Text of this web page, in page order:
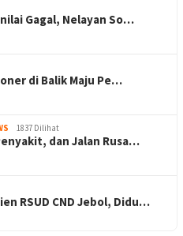
Gagal, Nelayan So…
di Balik Maju Pe…
1837 Dilihat
dan Jalan Rusa…
RSUD CND Jebol, Didu…